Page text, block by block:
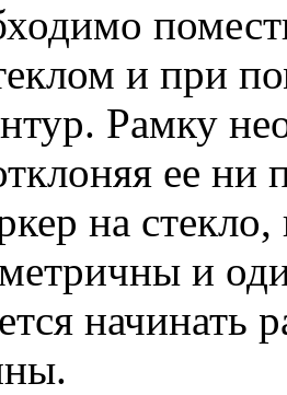
и при
Рамку
ее ни
на
и
начинать